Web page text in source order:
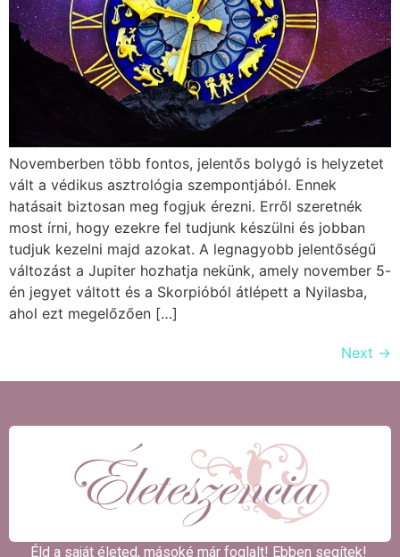
Novemberben több fontos, jelentős bolygó is helyzetet
vált a védikus asztrológia szempontjából. Ennek
hatásait biztosan meg fogjuk érezni. Erről szeretnék
most írni, hogy ezekre fel tudjunk készülni és jobban
tudjuk kezelni majd azokat. A legnagyobb jelentőségű
változást a Jupiter hozhatja nekünk, amely november 5-
én jegyet váltott és a Skorpióból átlépett a Nyilasba,
ahol ezt megelőzően […]
Next →
Éld a saját életed, másoké már foglalt! Ebben segítek! ​